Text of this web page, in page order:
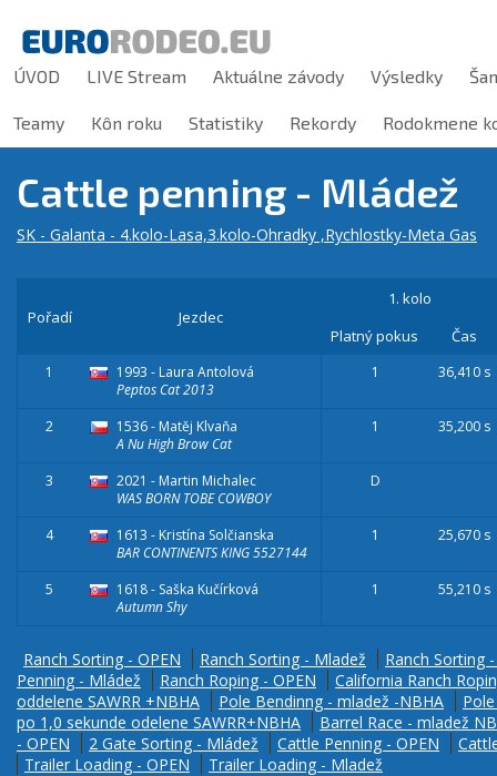
ÚVOD LIVE Stream Aktuálne závody Výsledky
Teamy Kôn roku Statistiky Rekordy Rodokmene
Cattle penning - Mládež
SK - Galanta - 4.kolo-Lasa,3.kolo-Ohradky ,Rychlostky-Meta Gas
Pořadí Jezdec
1. kolo
Platný pokus
Čas
1
1993 - Laura Antolová
Peptos Cat 2013
1 36,410 s
2
1536 - Matěj Klvaňa
A Nu High Brow Cat
1 35,200 s
3
2021 - Martin Michalec
WAS BORN TOBE COWBOY
D
4
1613 - Kristína Solčianska
BAR CONTINENTS KING 5527144
1 25,670 s
5
1618 - Saška Kučírková
Autumn Shy
1 55,210 s
Ranch Sorting - OPEN Ranch Sorting - Mladež
Ranch Sorting
Penning - Mládež
Ranch Roping - OPEN
California Ranch
oddelene SAWRR +NBHA
Pole Bendinng - mladež -NBHA
po 1,0 sekunde odelene SAWRR+NBHA
Barrel Race - mladež
- OPEN
2 Gate Sorting - Mládež Cattle Penning - OPEN
Trailer Loading - OPEN
Trailer Loading - Mladež